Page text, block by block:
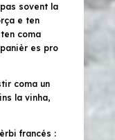
sovent la
e ten
coma
es pro
coma un
la vinha,
francés :